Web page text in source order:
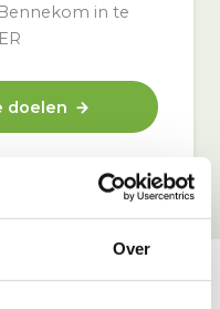
Over
in te
doelen